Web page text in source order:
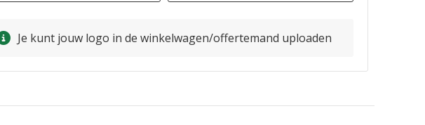
Je kunt jouw logo in de winkelwagen/offertemand uploaden